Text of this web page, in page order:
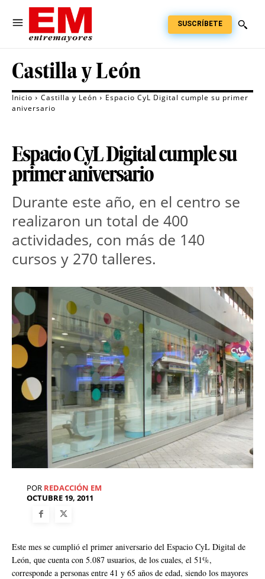
SUSCRÍBETE
Castilla y León
Inicio Castilla y León
Espacio CyL Digital cumple su primer
aniversario
Espacio CyL Digital cumple su
primer aniversario
Durante este año, en el centro se
realizaron un total de 400
actividades, con más de 140
cursos y 270 talleres.
POR REDACCIÓN EM
OCTUBRE 19, 2011
Este mes se cumplió el primer aniversario del Espacio CyL Digital de
León, que cuenta con 5.087 usuarios, de los cuales, el 51%,
corresponde a personas entre 41 y 65 años de edad, siendo los mayores